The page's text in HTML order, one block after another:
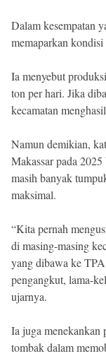
Dalam kesempatan
memaparkan
Ia menyebut
ton per hari. Jika
kecamatan
Namun demikian,
Makassar pada
masih banyak
maksimal.
“Kita pernah
di masing-masing
yang dibawa ke
pengangkut, lama-
ujarnya.
Ia juga menekankan
tombak dalam